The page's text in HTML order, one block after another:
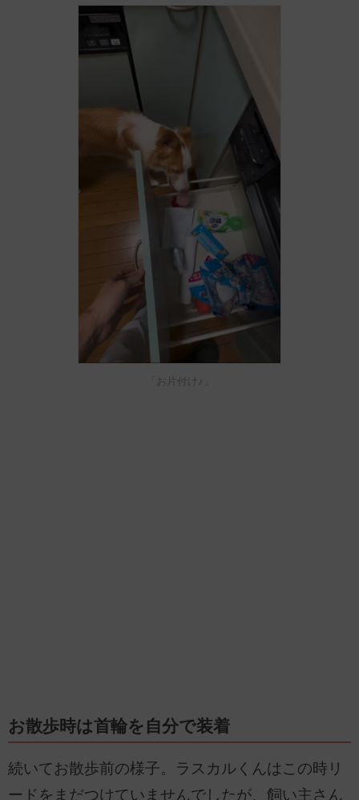
「お片付け♪」
お散歩時は首輪を自分で装着
続いてお散歩前の様子。ラスカルくんはこの時リ
ードをまだつけていませんでしたが、飼い主さん